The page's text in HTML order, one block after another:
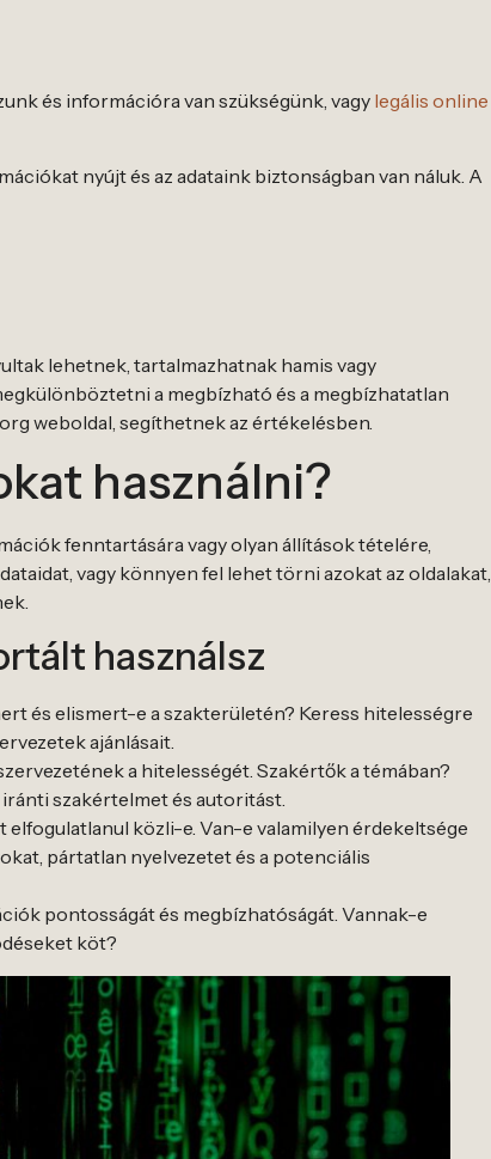
és információra van szükségünk, vagy legális online
nyújt és az adataink biztonságban van náluk. A
lehetnek, tartalmazhatnak hamis vagy
a megbízható és a megbízhatatlan
weboldal, segíthetnek az értékelésben.
használni?
fenntartására vagy olyan állítások tételére,
vagy könnyen fel lehet törni azokat az oldalakat,
használsz
és elismert-e a szakterületén? Keress hitelességre
ajánlásait.
a hitelességét. Szakértők a témában?
szakértelmet és autoritást.
közli-e. Van-e valamilyen érdekeltsége
pártatlan nyelvezetet és a potenciális
pontosságát és megbízhatóságát. Vannak-e
köt?